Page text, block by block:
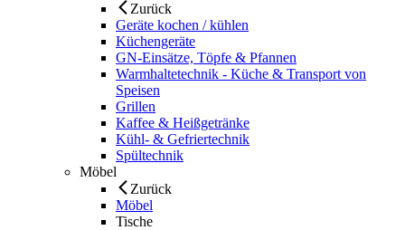
Zurück
Geräte kochen / kühlen
Küchengeräte
GN-Einsätze, Töpfe & Pfannen
Warmhaltetechnik - Küche & Transport von
Speisen
Grillen
Kaffee & Heißgetränke
Kühl- & Gefriertechnik
Spültechnik
Möbel
Zurück
Möbel
Tische